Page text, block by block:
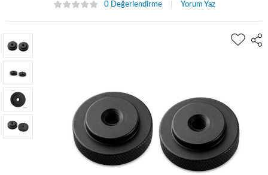
0 Değerlendirme
Yorum Yaz